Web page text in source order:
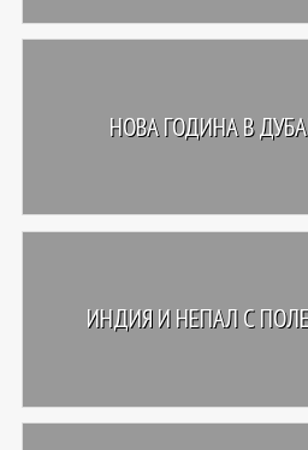
НОВА ГОДИНА В
ИНДИЯ И НЕПАЛ С